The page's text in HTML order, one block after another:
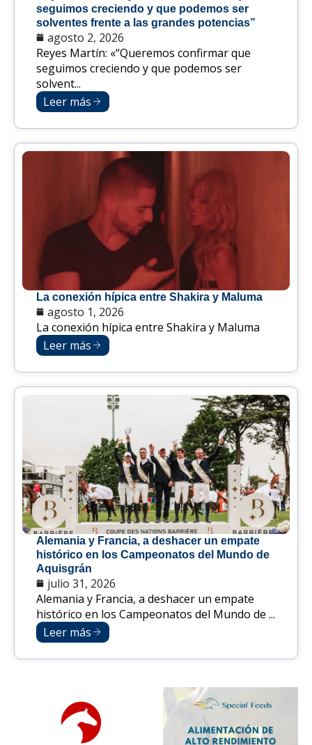
seguimos creciendo y que podemos ser
solventes frente a las grandes potencias”
agosto 2, 2026
Reyes Martín: «“Queremos confirmar que
seguimos creciendo y que podemos ser
solvent...
Leer más
La conexión hípica entre Shakira y Maluma
agosto 1, 2026
La conexión hípica entre Shakira y Maluma
Leer más
Alemania y Francia, a deshacer un empate
histórico en los Campeonatos del Mundo de
Aquisgrán
julio 31, 2026
Alemania y Francia, a deshacer un empate
histórico en los Campeonatos del Mundo de ...
Leer más